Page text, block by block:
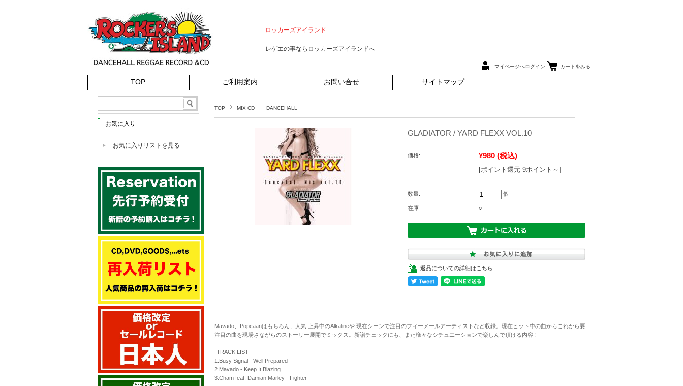
ロッカーズアイランド
レゲエの事ならロッカーズアイランドへ
マイページへログイン カートをみる
TOP ご利用案内 お問い合せ サイトマップ
TOP MIX CD DANCEHALL
GLADIATOR / YARD FLEXX VOL.10
価格: ¥980 (税込)
[ポイント還元 9ポイント～]
数量: 個
在庫: ○
返品についての詳細はこちら
Mavado、Popcaanはもちろん、人気 上昇中のAlkalineや 現在シーンで注目のフィーメールアーティストなど収録。現在ヒット中の曲からこれから要
注目の曲を現場さながらのストーリー展開でミックス。新譜チェックにも、また様々なシチュエーションで楽しんで頂ける内容！
-TRACK LIST-
1.Busy Signal - Well Prepared
2.Mavado - Keep It Blazing
3.Cham feat. Damian Marley - Fighter
お気に入り
お気に入りリストを見る